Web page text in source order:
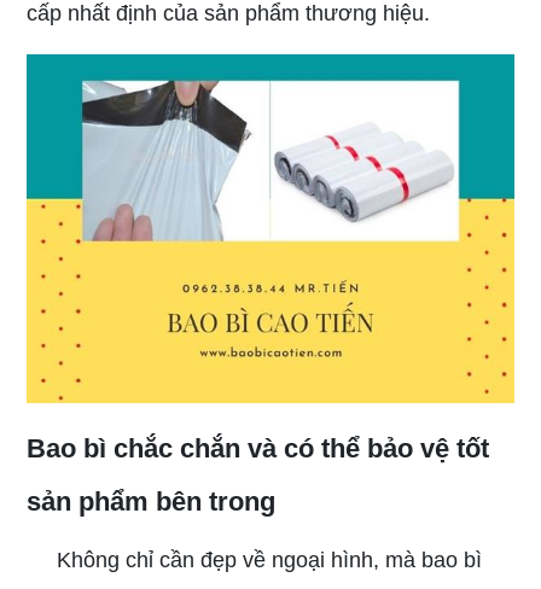
cấp nhất định của sản phẩm thương hiệu.
Bao bì chắc chắn và có thể bảo vệ tốt
sản phẩm bên trong
Không chỉ cần đẹp về ngoại hình, mà bao bì